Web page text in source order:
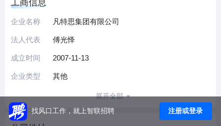
工商信息
企业名称 凡特思集团有限公司
法人代表 傅光怿
成立时间 2007-11-13
企业类型 其他
展开全部
找风口工作，就上智联招聘 注册或登录